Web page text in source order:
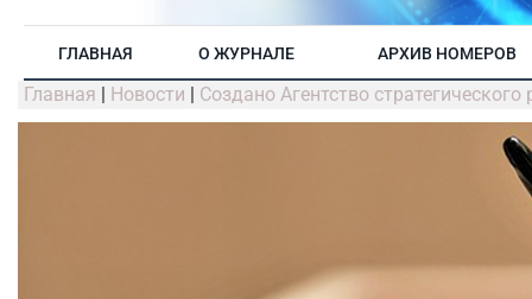
ГЛАВНАЯ О ЖУРНАЛЕ АРХИВ НОМЕРОВ
Главная | Новости | Создано Агентство стратегического